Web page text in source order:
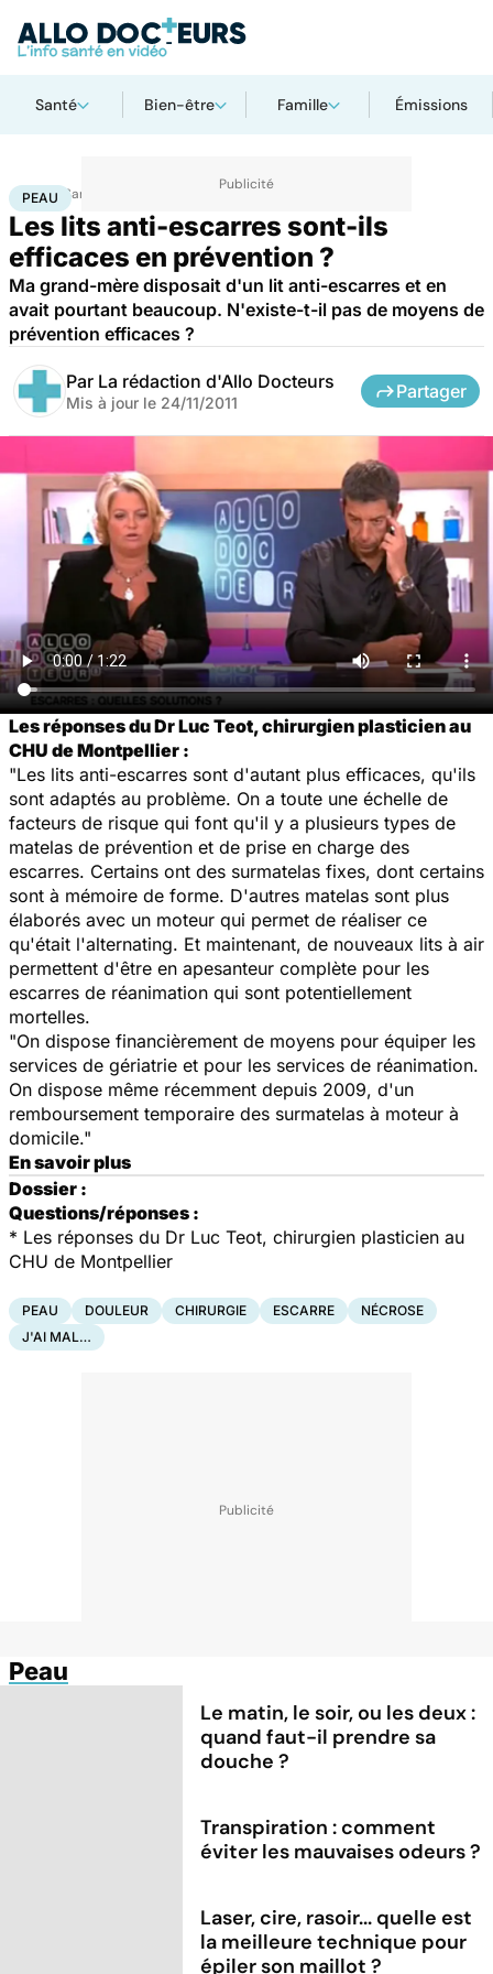
Santé Bien-être Famille Émissions
Accueil Santé
PEAU
Les lits anti-escarres sont-ils
efficaces en prévention ?
Ma grand-mère disposait d'un lit anti-escarres et en
avait pourtant beaucoup. N'existe-t-il pas de moyens de
prévention efficaces ?
Par La rédaction d'Allo Docteurs
Mis à jour le 24/11/2011
Partager
Les réponses du Dr Luc Teot, chirurgien plasticien au
CHU de Montpellier :
"Les lits anti-escarres sont d'autant plus efficaces, qu'ils
sont adaptés au problème. On a toute une échelle de
facteurs de risque qui font qu'il y a plusieurs types de
matelas de prévention et de prise en charge des
escarres. Certains ont des surmatelas fixes, dont certains
sont à mémoire de forme. D'autres matelas sont plus
élaborés avec un moteur qui permet de réaliser ce
qu'était l'alternating. Et maintenant, de nouveaux lits à air
permettent d'être en apesanteur complète pour les
escarres de réanimation qui sont potentiellement
mortelles.
"On dispose financièrement de moyens pour équiper les
services de gériatrie et pour les services de réanimation.
On dispose même récemment depuis 2009, d'un
remboursement temporaire des surmatelas à moteur à
domicile."
En savoir plus
Dossier :
Questions/réponses :
* Les réponses du Dr Luc Teot, chirurgien plasticien au
CHU de Montpellier
PEAU DOULEUR CHIRURGIE ESCARRE
NÉCROSE
J'AI MAL…
Peau
Le matin, le soir, ou les deux :
quand faut-il prendre sa
douche ?
Transpiration : comment
éviter les mauvaises odeurs ?
Laser, cire, rasoir... quelle est
la meilleure technique pour
épiler son maillot ?